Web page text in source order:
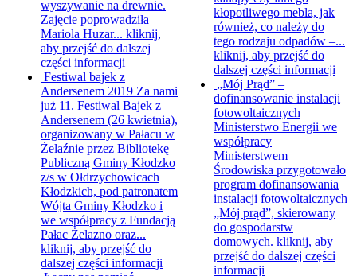
wyszywanie na drewnie.
Zajęcie poprowadziła
Mariola Huzar... kliknij,
aby przejść do dalszej
części informacji
Festiwal bajek z
Andersenem 2019 Za nami
już 11. Festiwal Bajek z
Andersenem (26 kwietnia),
organizowany w Pałacu w
Żelaźnie przez Bibliotekę
Publiczną Gminy Kłodzko
z/s w Ołdrzychowicach
Kłodzkich, pod patronatem
Wójta Gminy Kłodzko i
we współpracy z Fundacją
Pałac Żelazno oraz...
kliknij, aby przejść do
dalszej części informacji
kłopotliwego mebla, jak
również, co należy do
tego rodzaju odpadów –...
kliknij, aby przejść do
dalszej części informacji
„Mój Prąd” –
dofinansowanie instalacji
fotowoltaicznych
Ministerstwo Energii we
współpracy
Ministerstwem
Środowiska przygotowało
program dofinansowania
instalacji fotowoltaicznych
„Mój prąd”, skierowany
do gospodarstw
domowych. kliknij, aby
przejść do dalszej części
informacji